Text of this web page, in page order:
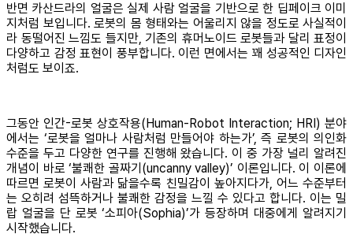
반면 카산드라의 얼굴은 실제 사람 얼굴을 기반으로 한 딥페이크 이미
지처럼 보입니다. 로봇의 몸 형태와는 어울리지 않을 정도로 사실적이
라 동떨어진 느낌도 들지만, 기존의 휴머노이드 로봇들과 달리 표정이
다양하고 감정 표현이 풍부합니다. 이런 면에서는 꽤 성공적인 디자인
처럼도 보이죠.
그동안 인간-로봇 상호작용(Human-Robot Interaction; HRI) 분야
에서는 ‘로봇을 얼마나 사람처럼 만들어야 하는가’, 즉 로봇의 의인화
수준을 두고 다양한 연구를 진행해 왔습니다. 이 중 가장 널리 알려진
개념이 바로 ‘불쾌한 골짜기(uncanny valley)’ 이론입니다. 이 이론에
따르면 로봇이 사람과 닮을수록 친밀감이 높아지다가, 어느 수준부터
는 오히려 섬뜩하거나 불쾌한 감정을 느낄 수 있다고 합니다. 이는 밀
랍 얼굴을 단 로봇 ‘소피아(Sophia)’가 등장하며 대중에게 알려지기
시작했습니다.